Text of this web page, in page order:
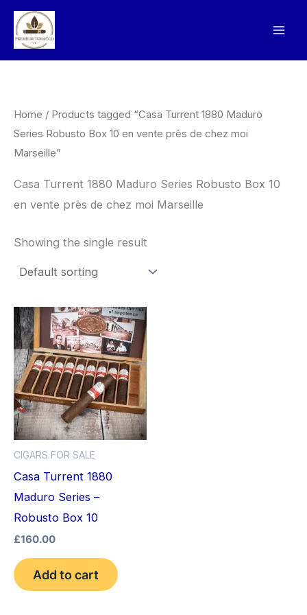
Skip
content
Home / Products tagged “Casa Turrent 1880 Maduro
Series Robusto Box 10 en vente près de chez moi
Marseille”
Casa Turrent 1880 Maduro Series Robusto Box 10
en vente près de chez moi Marseille
Showing the single result
CIGARS FOR SALE
Casa Turrent 1880
Maduro Series –
Robusto Box 10
£160.00
Add to cart